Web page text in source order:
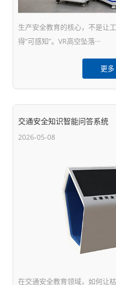
生产安全教育的核心，不是让
得“可感知”。VR高空坠落···
更
交通安全知识智能问答系统
2026-05-08
在交通安全教育领域，如何让